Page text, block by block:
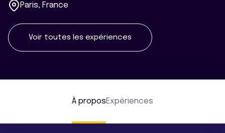
Paris, France
Voir toutes les expériences
À proposExpériences